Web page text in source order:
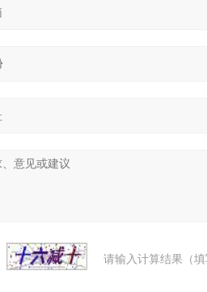
请输入计算结果（